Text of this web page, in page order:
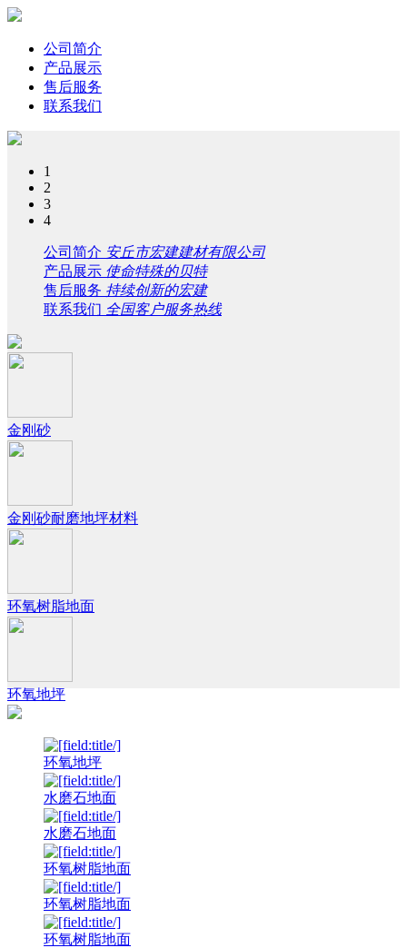
公司简介
产品展示
售后服务
联系我们
1
2
3
4
公司简介 安丘市宏建建材有限公司
产品展示 使命特殊的贝特
售后服务 持续创新的宏建
联系我们 全国客户服务热线
金刚砂
金刚砂耐磨地坪材料
环氧树脂地面
环氧地坪
环氧地坪
水磨石地面
水磨石地面
环氧树脂地面
环氧树脂地面
环氧树脂地面